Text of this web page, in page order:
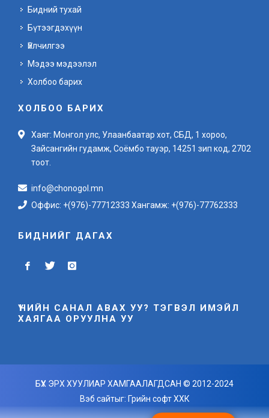
Бидний тухай
Бүтээгдэхүүн
Үйлчилгээ
Мэдээ мэдээлэл
Холбоо барих
ХОЛБОО БАРИХ
Хаяг: Монгол улс, Улаанбаатар хот, СБД, 1 хороо,
Зайсангийн гудамж, Соёмбо тауэр, 14251 зип код, 2702
тоот.
info@chonogol.mn
Оффис: +(976)-77712333 Хангамж: +(976)-77762333
БИДНИЙГ ДАГАХ
ҮНИЙН САНАЛ АВАХ УУ? ТЭГВЭЛ ИМЭЙЛ
ХАЯГАА ОРУУЛНА УУ
БҮХ ЭРХ ХУУЛИАР ХАМГААЛАГДСАН © 2012-2024
Вэб сайтыг: Грийн софт ХХК